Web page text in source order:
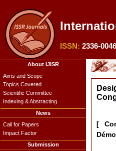
ISSN: 2336-0046
About IJISR
Aims and Scope
Topics Covered
Scientific Committee
Indexing & Abstracting
News
Call for Papers
Impact Factor
Submission
[